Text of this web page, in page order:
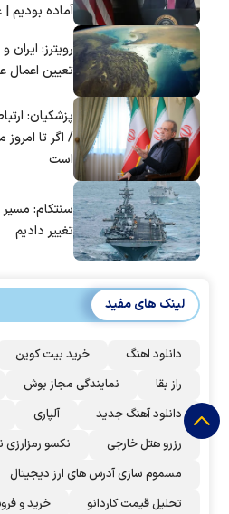
آماده بودیم
رویترز:
تعیین اعمال
پزشکیان:
/ اگر تا امروز
است
تغییر دادیم
لینک های مفید
دانلود اهنگ خرید بیت کوین
راز بقا
نمایندگی مجاز بوش
دانلود آهنگ جدید
آلپاری
رزرو هتل خارجی
نکسو رمزارزی
مسموم سازی آدرس های ارز دیجیتال
تحلیل قیمت کاردانو
خرید و